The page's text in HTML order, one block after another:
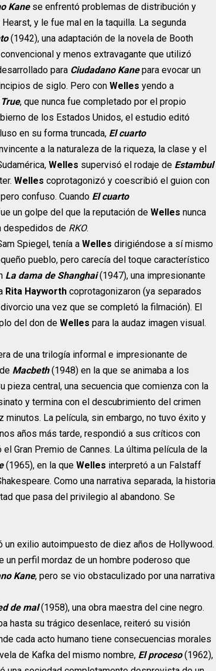
Kanese enfrentó problemas de distribución y
y le fue mal en la taquilla. La segunda
(1942), una adaptación de la novela de Booth
y menos extravagante que utilizó
para Ciudadano Kanepara evocar un
de siglo. Pero con Welles yendo a
, que nunca fue completado por el propio
de los Estados Unidos, el estudio editó
en su forma truncada, El cuarto
a la naturaleza de la riqueza, la clase y el
Welles supervisó el rodaje de Estambul
Welles coprotagonizó y coescribió el guion con
confuso. Cuando El cuarto
un golpe del que la reputación de Welles nunca
despedidos de RKO.
Spiegel, tenía a Welles dirigiéndose a sí mismo
pueblo, pero carecía del toque característico
La dama de Shanghai(1947), una impresionante
Rita Hayworth coprotagonizaron (ya separados
una vez que se completó la filmación). El
del don de Welles para la audaz imagen visual.
de una trilogía informal e impresionante de
Macbeth(1948) en la que se animaba a los
pieza central, una secuencia que comienza con la
y termina con el descubrimiento del crimen
La película, sin embargo, no tuvo éxito y
años más tarde, respondió a sus críticos con
Gran Premio de Cannes. La última película de la
(1965), en la que Welles interpretó a un Falstaff
Como una narrativa separada, la historia
que pasa del privilegio al abandono. Se
un exilio autoimpuesto de diez años de Hollywood.
un perfil mordaz de un hombre poderoso que
Kane, pero se vio obstaculizado por una narrativa
de mal(1958), una obra maestra del cine negro.
hasta su trágico desenlace, reiteró su visión
cada acto humano tiene consecuencias morales
de Kafka del mismo nombre, El proceso(1962),